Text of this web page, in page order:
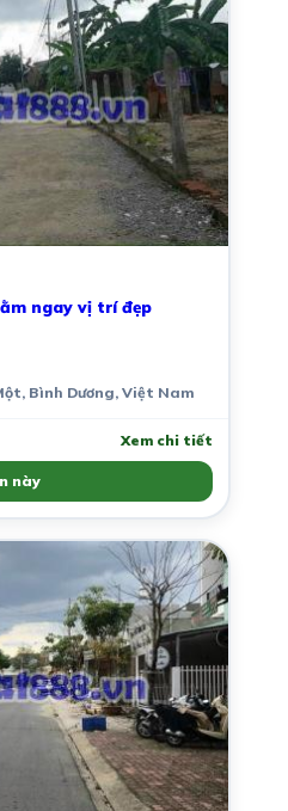
ngay vị trí đẹp
Bình Dương, Việt Nam
Xem chi tiết
này